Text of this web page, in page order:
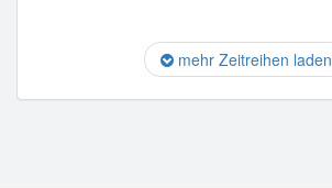
mehr Zeitreihen laden